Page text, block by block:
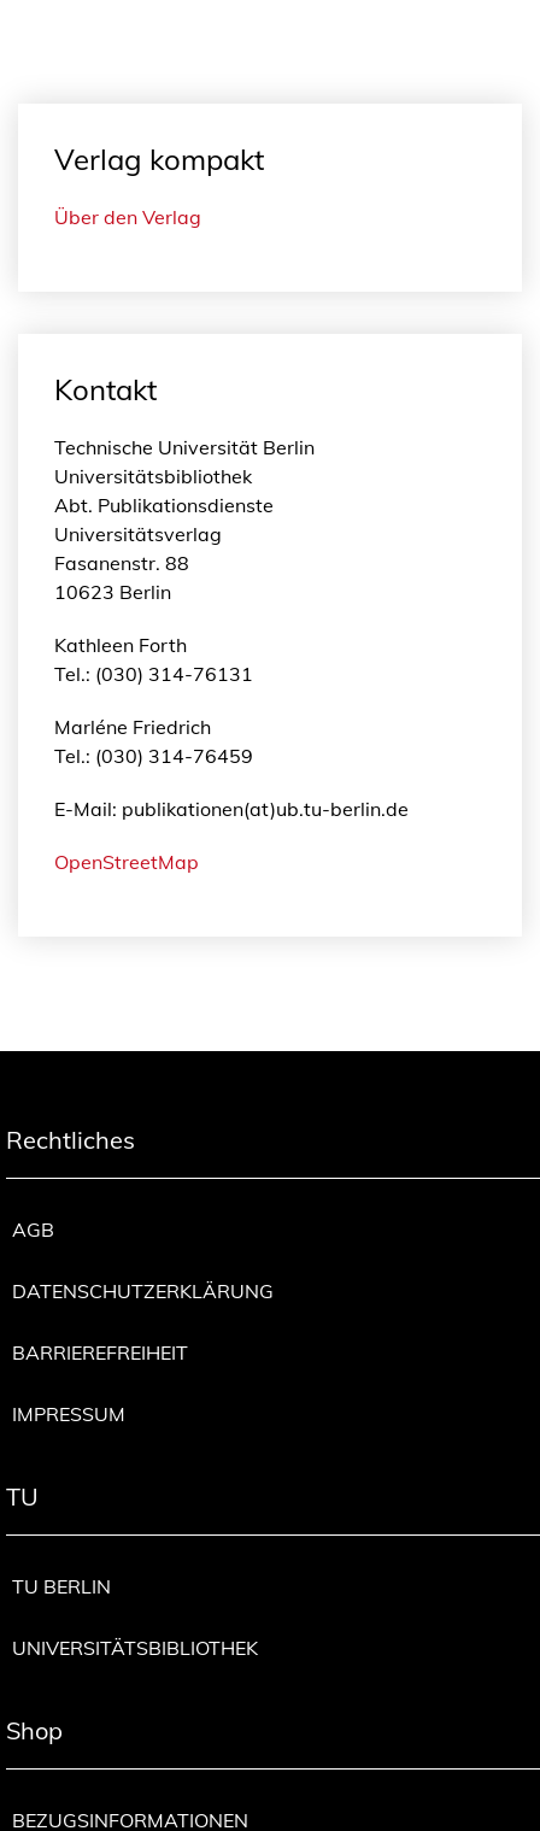
Verlag kompakt
Über den Verlag
Kontakt
Technische Universität Berlin
Universitätsbibliothek
Abt. Publikationsdienste
Universitätsverlag
Fasanenstr. 88
10623 Berlin
Kathleen Forth
Tel.: (030) 314-76131
Marléne Friedrich
Tel.: (030) 314-76459
E-Mail: publikationen(at)ub.tu-berlin.de
OpenStreetMap
Rechtliches
AGB
DATENSCHUTZERKLÄRUNG
BARRIEREFREIHEIT
IMPRESSUM
TU
TU BERLIN
UNIVERSITÄTSBIBLIOTHEK
Shop
BEZUGSINFORMATIONEN